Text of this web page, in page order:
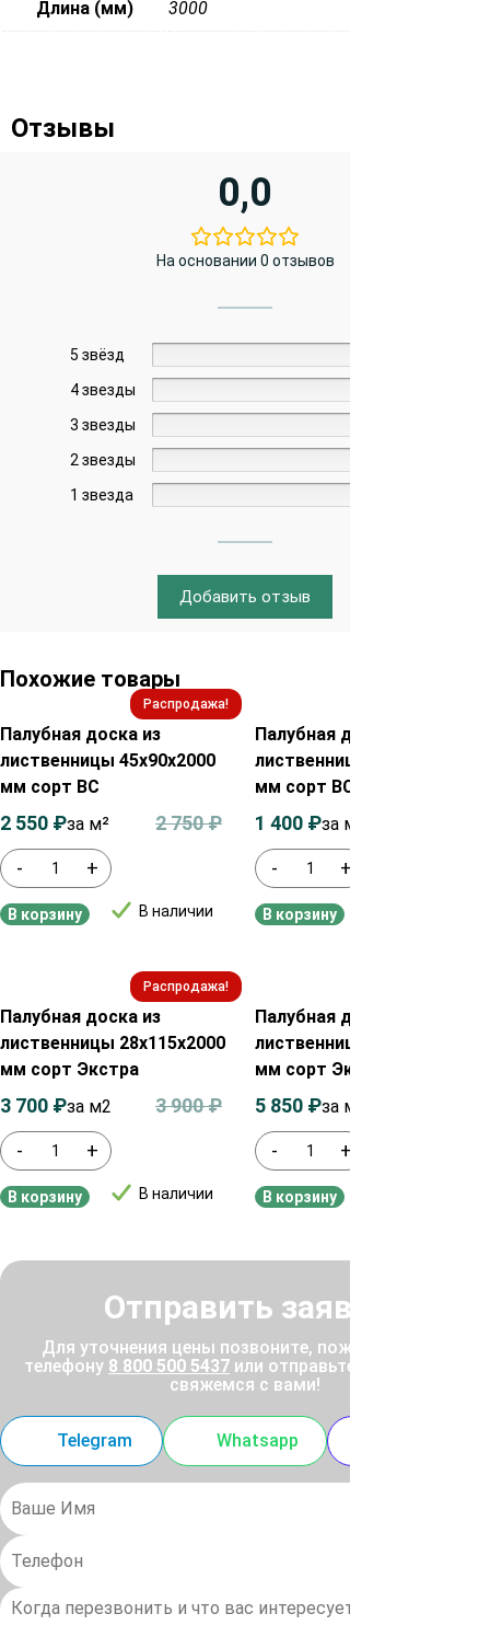
Длина (мм) 3000
Отзывы
0,0
На основании 0 отзывов
5 звёзд
4 звезды
3 звезды
2 звезды
1 звезда
Добавить отзыв
Похожие товары
Распродажа!
Палубная доска из
лиственницы 45х90х2000
мм сорт ВС
- +
В наличии
2 750₽
2 550 ₽за м²
В корзину
Палубная доска из
лиственницы 28х115х2000
мм сорт ВС
- +
1 400 ₽за м2
В корзину
Распродажа!
Палубная доска из
лиственницы 28х115х2000
мм сорт Экстра
- +
В наличии
3 900₽
3 700 ₽за м2
В корзину
Палубная доска из
лиственницы 45х115х2000
мм сорт Экстра
- +
5 850 ₽за м²
В корзину
Отправить заявку
Для уточнения цены позвоните, пожалуйста, по
телефону 8 800 500 5437 или отправьте заявку, и мы
свяжемся с вами!
Telegram Whatsapp